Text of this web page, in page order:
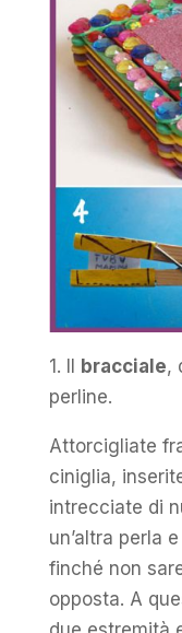
1. Il bracciale,
perline.
Attorcigliate
ciniglia,
intrecciate di
un’altra perla
finché non
opposta. A